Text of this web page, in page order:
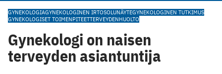
GYNEKOLOGIAGYNEKOLOGINEN IRTOSOLUNÄYTEGYNEKOLOGINEN TUTKIMUS
GYNEKOLOGISET TOIMENPITEETTERVEYDENHUOLTO
Gynekologi on naisen
terveyden asiantuntija